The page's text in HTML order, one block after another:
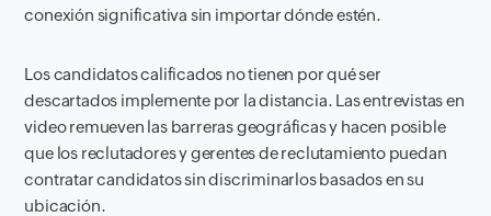
conexión significativa sin importar dónde estén.
Los candidatos calificados no tienen por qué ser
descartados implemente por la distancia. Las entrevistas en
video remueven las barreras geográficas y hacen posible
que los reclutadores y gerentes de reclutamiento puedan
contratar candidatos sin discriminarlos basados en su
ubicación.